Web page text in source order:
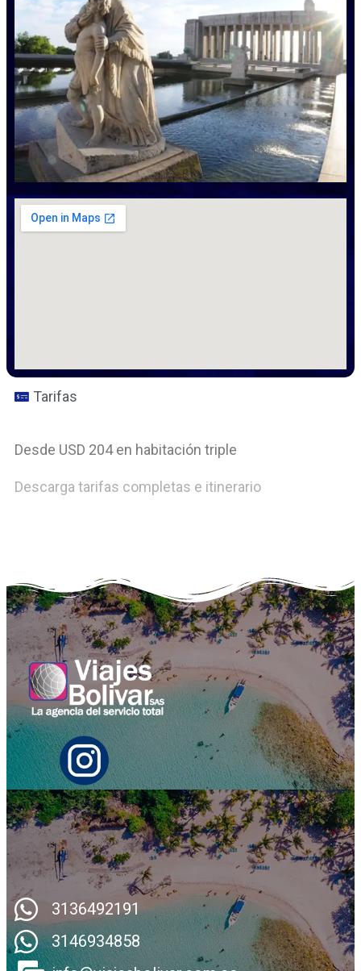
Tarifas
Desde USD 204 en habitación triple
Descarga tarifas completas e itinerario
3136492191
3146934858